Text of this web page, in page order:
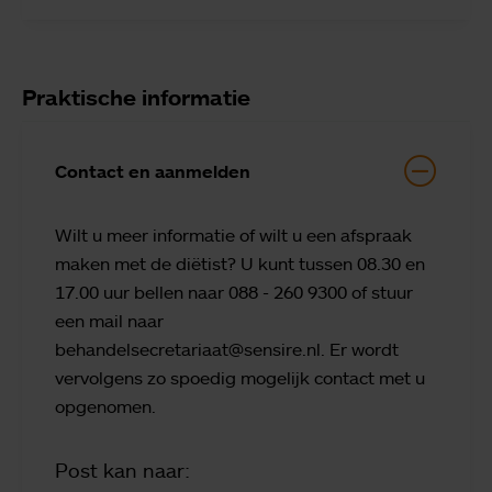
Praktische informatie
Contact en aanmelden
Wilt u meer informatie of wilt u een afspraak
maken met de diëtist? U kunt tussen 08.30 en
17.00 uur bellen naar 088 - 260 9300 of stuur
een mail naar
behandelsecretariaat@sensire.nl. Er wordt
vervolgens zo spoedig mogelijk contact met u
opgenomen.
Post kan naar: